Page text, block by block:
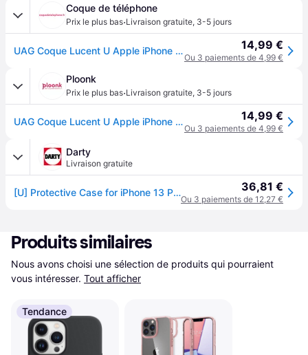
Coque de téléphone
Prix le plus bas·Livraison gratuite, 3-5 jours
UAG Coque Lucent U Apple iPhone 13 Pro Max - Cerulean - Bleu 14,99 €
Ou 3 paiements de 4,99 €
Ploonk
Prix le plus bas·Livraison gratuite, 3-5 jours
UAG Coque Lucent U Apple iPhone 13 Pro Max - Cerulean - Bleu 14,99 €
Ou 3 paiements de 4,99 €
Darty
Livraison gratuite
[U] Protective Case for iPhone 13 Pro Max 5G [6.7-inch] - Lucent Ice - Coque de protection pour téléphone portable - compatibilité avec MagSafe - 36,81 €
Ou 3 paiements de 12,27 €
Produits similaires
Nous avons choisi une sélection de produits qui pourraient
vous intéresser. Tout afficher
Tendance